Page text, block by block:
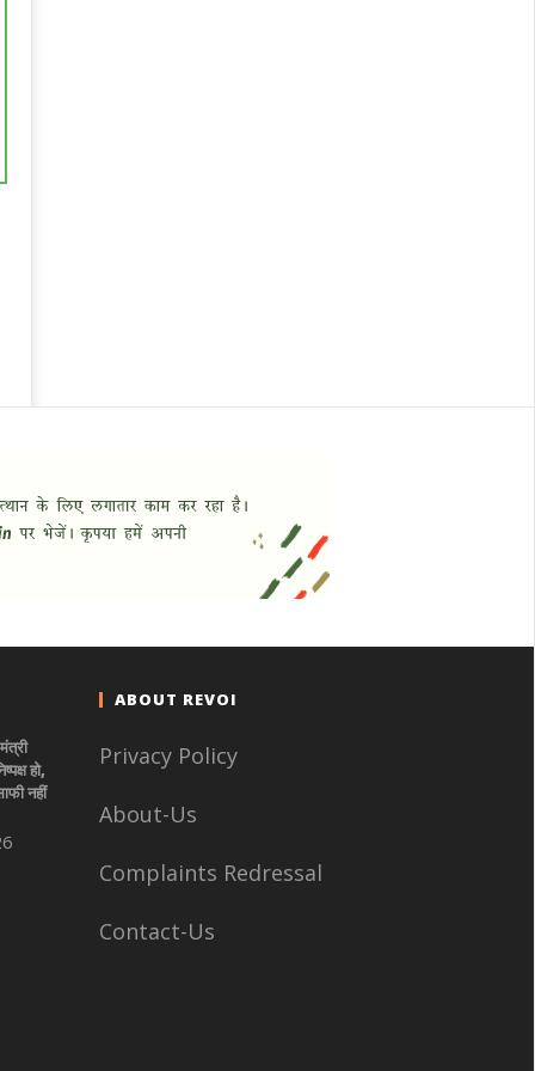
हो,
नहीं
ABOUT REVOI
Privacy Policy
About-Us
Complaints Redressal
Contact-Us